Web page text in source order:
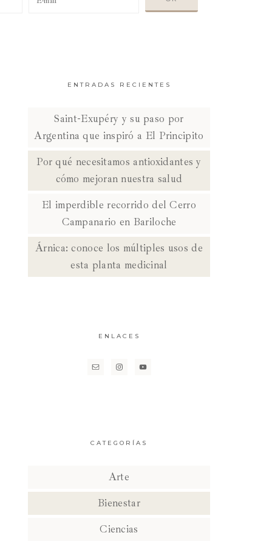
ENTRADAS RECIENTES
Saint-Exupéry y su paso por
Argentina que inspiró a El Principito
Por qué necesitamos antioxidantes y
cómo mejoran nuestra salud
El imperdible recorrido del Cerro
Campanario en Bariloche
Árnica: conoce los múltiples usos de
esta planta medicinal
ENLACES
CATEGORÍAS
Arte
Bienestar
Ciencias